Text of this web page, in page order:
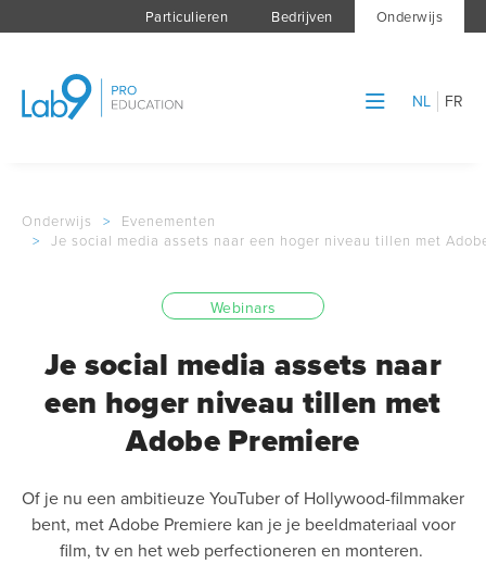
Particulieren Bedrijven Onderwijs
NL FR
Onderwijs >
Evenementen
> Je social media assets naar een hoger niveau tillen met
Webinars
Je social media assets naar
een hoger niveau tillen met
Adobe Premiere
Of je nu een ambitieuze YouTuber of Hollywood-filmmaker
bent, met Adobe Premiere kan je je beeldmateriaal voor
film, tv en het web perfectioneren en monteren.